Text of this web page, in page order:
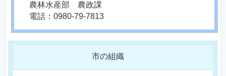
農林水産部 農政課
電話：0980-79-7813
市の組織